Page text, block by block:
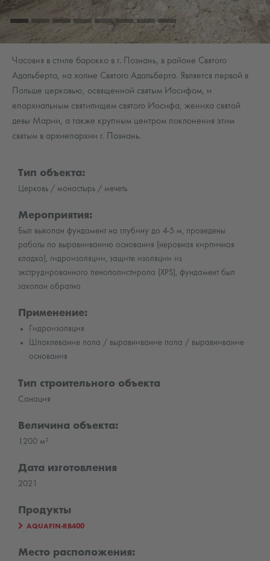
Часовня в стиле барокко в г. Познань, в районе Святого
Адальберта, на холме Святого Адальберта. Является первой в
Польше церковью, освященной святым Иосифом, и
епархиальным святилищем святого Иосифа, жениха святой
девы Марии, а также крупным центром поклонения этим
святым в архиепархии г. Познань.
Тип объекта:
Церковь / монастырь / мечеть
Мероприятия:
Был выкопан фундамент на глубину до 4-5 м, проведены
работы по выравниванию основания (неровная кирпичная
кладка), гидроизоляции, защите изоляции из
экструдированного пенополистирола (XPS), фундамент был
закопан обратно
Применение:
Гидроизоляция
Шпаклевание пола / выравнивание пола / выравнивание
основания
Тип строительного объекта
Санация
Величина объекта:
1200 м²
Дата изготовления
2021
Продукты
AQUAFIN-RB400
Место расположения: